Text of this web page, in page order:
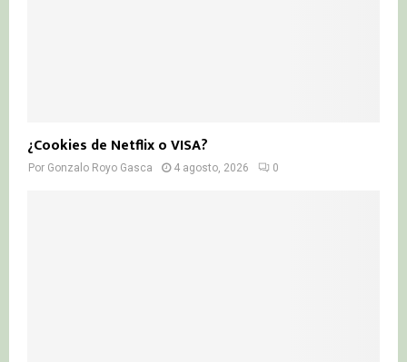
¿Cookies de Netflix o VISA?
Por Gonzalo Royo Gasca 4 agosto, 2026 0